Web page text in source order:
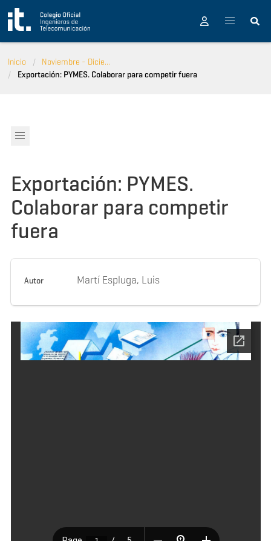
Pasar al contenido principal
Inicio
Noviembre - Dicie...
Exportación: PYMES. Colaborar para competir fuera
Exportación: PYMES.
Colaborar para competir
fuera
Autor Martí Espluga, Luis